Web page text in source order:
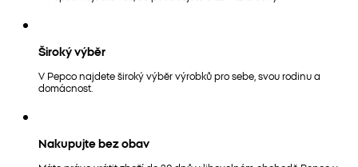
Široký výběr
V Pepco najdete široký výběr výrobků pro sebe, svou rodinu a
domácnost.
Nakupujte bez obav